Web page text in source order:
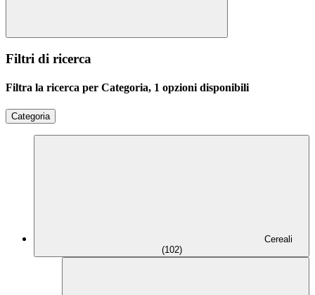
Filtri di ricerca
Filtra la ricerca per Categoria, 1 opzioni disponibili
Categoria
Cereali
(102)